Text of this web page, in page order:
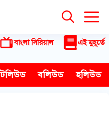
বাংলা সিরিয়াল এই মুহূর্তে
টলিউড বলিউড হলিউড